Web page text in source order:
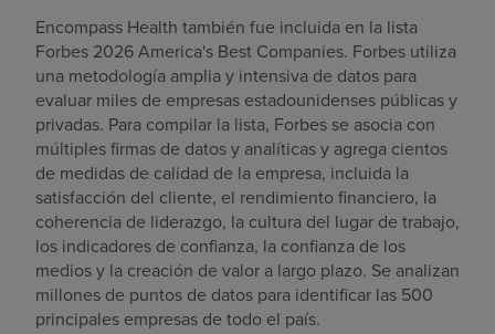
Encompass Health también fue incluida en la lista
Forbes 2026 America's Best Companies. Forbes utiliza
una metodología amplia y intensiva de datos para
evaluar miles de empresas estadounidenses públicas y
privadas. Para compilar la lista, Forbes se asocia con
múltiples firmas de datos y analíticas y agrega cientos
de medidas de calidad de la empresa, incluida la
satisfacción del cliente, el rendimiento financiero, la
coherencia de liderazgo, la cultura del lugar de trabajo,
los indicadores de confianza, la confianza de los
medios y la creación de valor a largo plazo. Se analizan
millones de puntos de datos para identificar las 500
principales empresas de todo el país.